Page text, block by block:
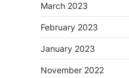
March 2023
February 2023
January 2023
November 2022